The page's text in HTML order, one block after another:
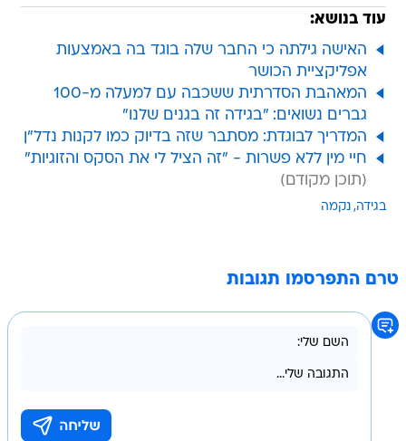
עוד בנושא:
האישה גילתה כי החבר שלה בוגד בה באמצעות
אפליקציית הכושר
המאהבת הסדרתית ששכבה עם למעלה מ-100
גברים נשואים: "בגידה זה בגנים שלנו"
המדריך לבוגדת: מסתבר שזה בדיוק כמו לקנות נדל"ן
חיי מין ללא פשרות - "זה הציל לי את הסקס והזוגיות"
בגידה נקמה
טרם התפרסמו תגובות